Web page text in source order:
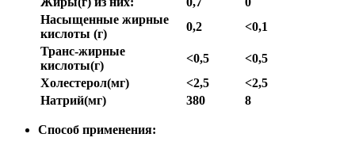
Насыщенные жирные
кислоты (г)
0,2
<0,1
Транс-жирные
кислоты(г)
<0,5
<0,5
Холестерол(мг)
<2,5
<2,5
Натрий(мг)
380 8
Способ применения: